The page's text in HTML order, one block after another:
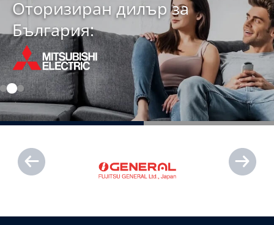
Оторизиран дилър за
България: